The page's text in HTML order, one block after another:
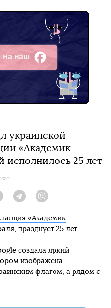
на наш
украинской
«Академик
исполнилось 25 лет
Twitter TelegramViber
«Академик
празднует 25 лет.
создала яркий
изображена
флагом, а рядом с